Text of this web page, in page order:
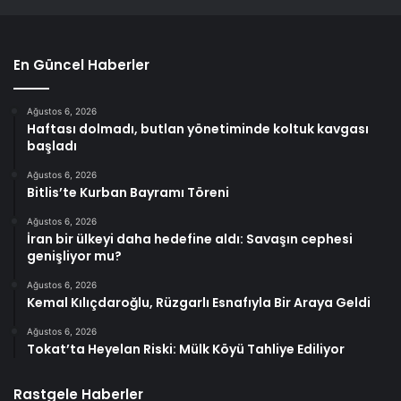
En Güncel Haberler
Ağustos 6, 2026
Haftası dolmadı, butlan yönetiminde koltuk kavgası
başladı
Ağustos 6, 2026
Bitlis’te Kurban Bayramı Töreni
Ağustos 6, 2026
İran bir ülkeyi daha hedefine aldı: Savaşın cephesi
genişliyor mu?
Ağustos 6, 2026
Kemal Kılıçdaroğlu, Rüzgarlı Esnafıyla Bir Araya Geldi
Ağustos 6, 2026
Tokat’ta Heyelan Riski: Mülk Köyü Tahliye Ediliyor
Rastgele Haberler